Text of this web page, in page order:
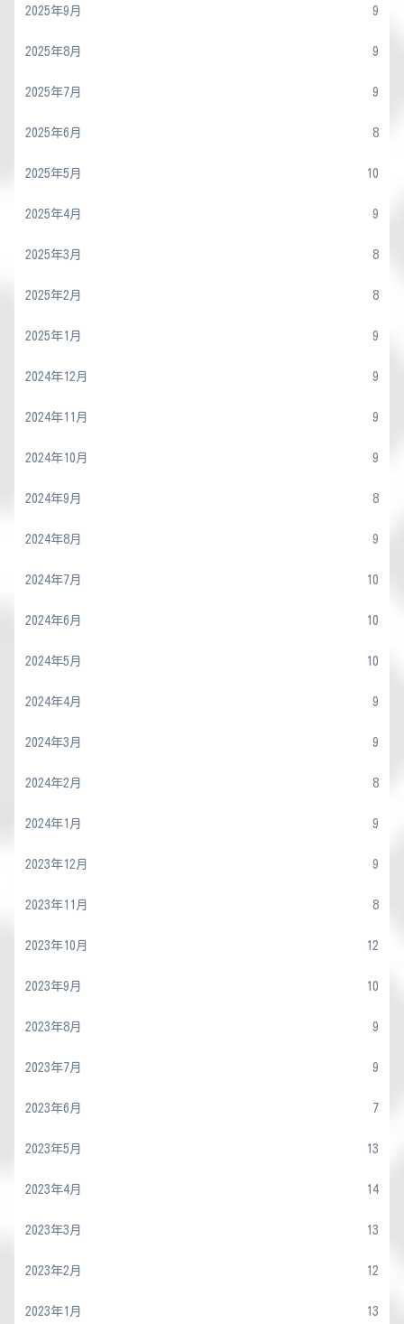
2025年9月 9
2025年8月 9
2025年7月 9
2025年6月 8
2025年5月 10
2025年4月 9
2025年3月 8
2025年2月 8
2025年1月 9
2024年12月 9
2024年11月 9
2024年10月 9
2024年9月 8
2024年8月 9
2024年7月 10
2024年6月 10
2024年5月 10
2024年4月 9
2024年3月 9
2024年2月 8
2024年1月 9
2023年12月 9
2023年11月 8
2023年10月 12
2023年9月 10
2023年8月 9
2023年7月 9
2023年6月 7
2023年5月 13
2023年4月 14
2023年3月 13
2023年2月 12
2023年1月 13